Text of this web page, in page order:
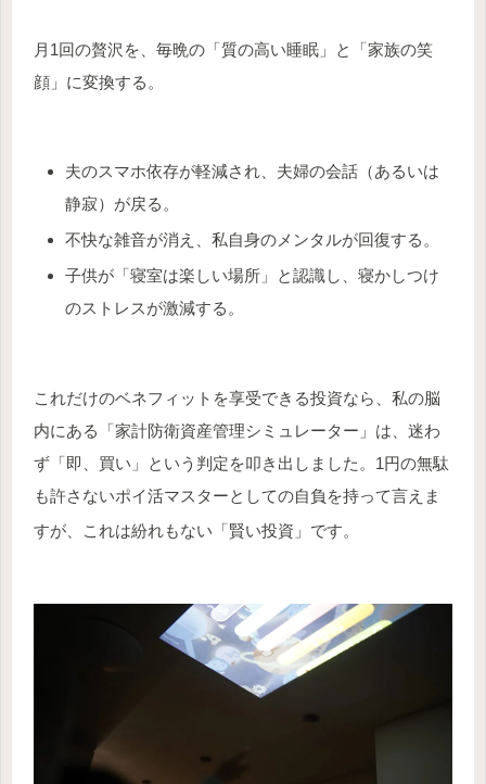
月1回の贅沢を、毎晩の「質の高い睡眠」と「家族の笑
顔」に変換する。
夫のスマホ依存が軽減され、夫婦の会話（あるいは
静寂）が戻る。
不快な雑音が消え、私自身のメンタルが回復する。
子供が「寝室は楽しい場所」と認識し、寝かしつけ
のストレスが激減する。
これだけのベネフィットを享受できる投資なら、私の脳
内にある「家計防衛資産管理シミュレーター」は、迷わ
ず「即、買い」という判定を叩き出しました。1円の無駄
も許さないポイ活マスターとしての自負を持って言えま
すが、これは紛れもない「賢い投資」です。